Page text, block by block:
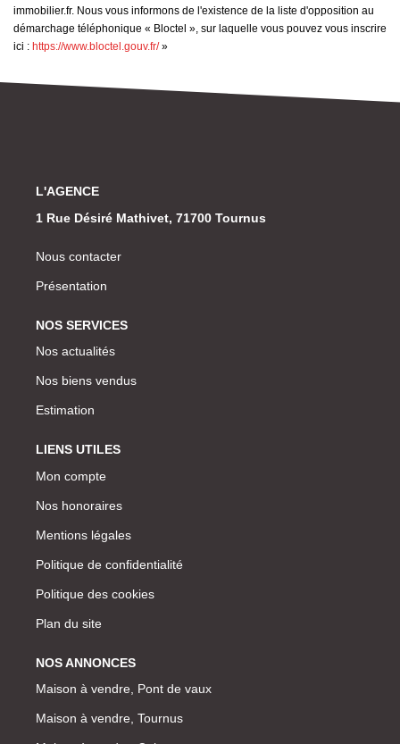
immobilier.fr. Nous vous informons de l'existence de la liste d'opposition au
démarchage téléphonique « Bloctel », sur laquelle vous pouvez vous inscrire
ici : https://www.bloctel.gouv.fr/»
L'AGENCE
1 Rue Désiré Mathivet, 71700 Tournus
Nous contacter
Présentation
NOS SERVICES
Nos actualités
Nos biens vendus
Estimation
LIENS UTILES
Mon compte
Nos honoraires
Mentions légales
Politique de confidentialité
Politique des cookies
Plan du site
NOS ANNONCES
Maison à vendre, Pont de vaux
Maison à vendre, Tournus